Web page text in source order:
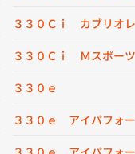
３３０Ｃｉ カブリオ
３３０Ｃｉ Ｍスポー
３３０ｅ
３３０ｅ アイパフォ